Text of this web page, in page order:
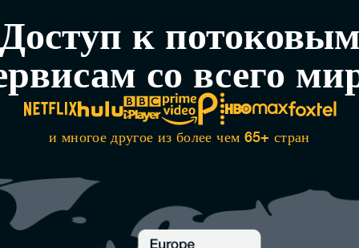
к
со всего
и многое другое из более чем 65+ стран